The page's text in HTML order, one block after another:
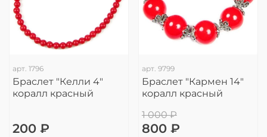
арт. 1796
Браслет "Келли 4"
коралл красный
200 ₽
арт. 9799
Браслет "Кармен 14"
коралл красный
1 000 ₽
800 ₽